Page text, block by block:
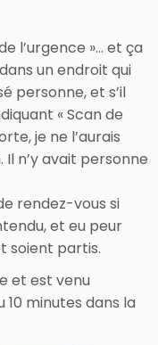
l’urgence »… et ça
un endroit qui
personne, et s’il
« Scan de
je ne l’aurais
Il n’y avait personne
rendez-vous si
et eu peur
soient partis.
et est venu
10 minutes dans la